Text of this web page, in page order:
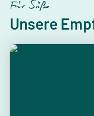
Für Süße
Unsere